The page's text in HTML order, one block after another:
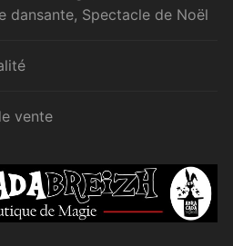
dansante, Spectacle de Noël
vente